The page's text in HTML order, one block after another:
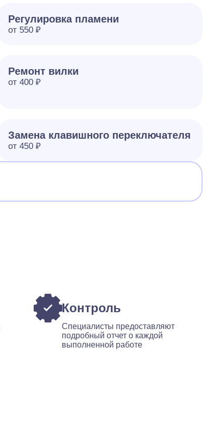
Регулировка пламени
от 550 ₽
Ремонт вилки
от 400 ₽
Замена клавишного переключателя
от 450 ₽
Контроль
Специалисты предоставляют
подробный отчет о каждой
выполненной работе